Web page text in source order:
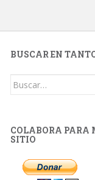
BUSCAR EN
Buscar:
COLABORA PARA
SITIO